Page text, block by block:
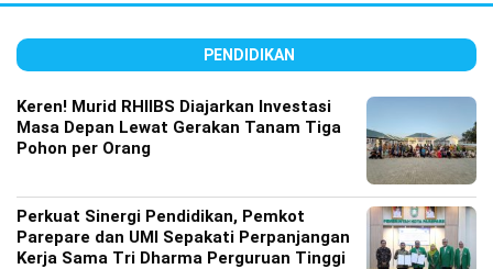
PENDIDIKAN
Keren! Murid RHIIBS Diajarkan Investasi
Masa Depan Lewat Gerakan Tanam Tiga
Pohon per Orang
Perkuat Sinergi Pendidikan, Pemkot
Parepare dan UMI Sepakati Perpanjangan
Kerja Sama Tri Dharma Perguruan Tinggi